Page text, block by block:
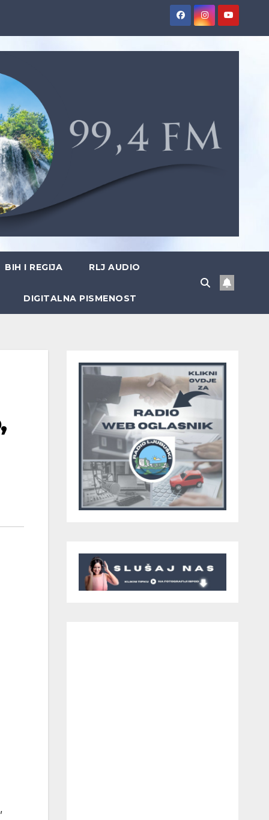
BIH I REGIJA RLJ AUDIO
DIGITALNA PISMENOST